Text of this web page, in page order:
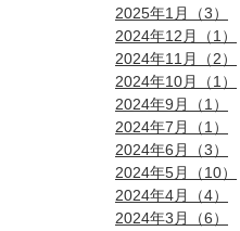
2025年1月（3）
2024年12月（1）
2024年11月（2）
2024年10月（1）
2024年9月（1）
2024年7月（1）
2024年6月（3）
2024年5月（10）
2024年4月（4）
2024年3月（6）